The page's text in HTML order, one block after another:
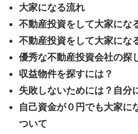
大家になる流れ
不動産投資をして大家にな
不動産投資をして大家にな
優秀な不動産投資会社の探
収益物件を探すには？
失敗しないためには？自分
自己資金が０円でも大家に
ついて